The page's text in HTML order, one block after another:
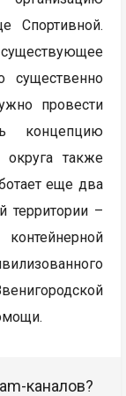
существенно
провести
концепцию
также
еще два
территории –
каналов?